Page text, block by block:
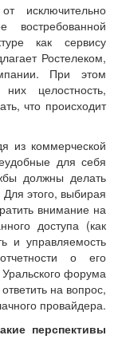
исключительно
как сервису
Ростелеком,
При этом
целостность,
что происходит
из коммерческой
для себя
должны делать
этого, выбирая
внимание на
доступа (как
и управляемость
о его
форума
на вопрос,
провайдера.
перспективы